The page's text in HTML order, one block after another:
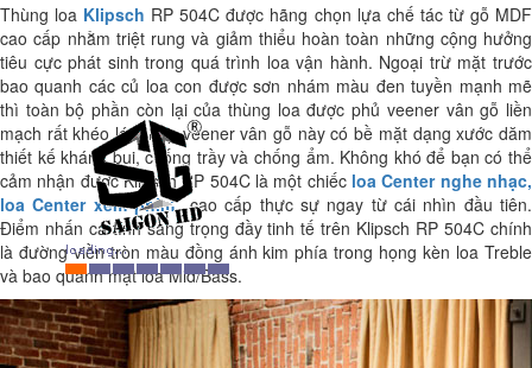
Thùng loa Klipsch RP 504C được hãng chọn lựa chế tác từ gỗ MDF
cao cấp nhằm triệt rung và giảm thiểu hoàn toàn những cộng hưởng
tiêu cực phát sinh trong quá trình loa vận hành. Ngoại trừ mặt trước
bao quanh các củ loa con được sơn nhám màu đen tuyền mạnh mẽ
thì toàn bộ phần còn lại của thùng loa được phủ veener vân gỗ liền
mạch rất khéo léo. Lớp veener vân gỗ này có bề mặt dạng xước dăm
thiết kế kháng bụi, chống trầy và chống ẩm. Không khó để bạn có thể
cảm nhận được Klipsch RP 504C là một chiếc loa Center nghe nhạc,
loa Center xem phimcao cấp thực sự ngay từ cái nhìn đầu tiên.
Điểm nhấn cá tính sang trọng đầy tinh tế trên Klipsch RP 504C chính
là đường viền tròn màu đồng ánh kim phía trong họng kèn loa Treble
và bao quanh mặt loa Mid/Bass.